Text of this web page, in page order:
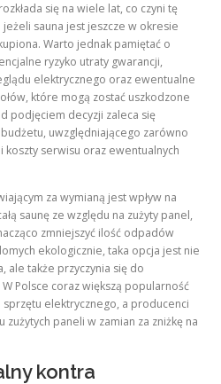
się na wiele lat, co czyni tę
jeżeli sauna jest jeszcze w okresie
Warto jednak pamiętać o
ryzyko utraty gwarancji,
elektrycznego oraz ewentualne
które mogą zostać uszkodzone
podjęciem decyzji zaleca się
uwzględniającego zarówno
koszty serwisu oraz ewentualnych
za wymianą jest wpływ na
saunę ze względu na zużyty panel,
zmniejszyć ilość odpadów
ekologicznie, taka opcja jest nie
ale także przyczynia się do
Polsce coraz większą popularność
elektrycznego, a producenci
paneli w zamian za zniżkę na
kontra